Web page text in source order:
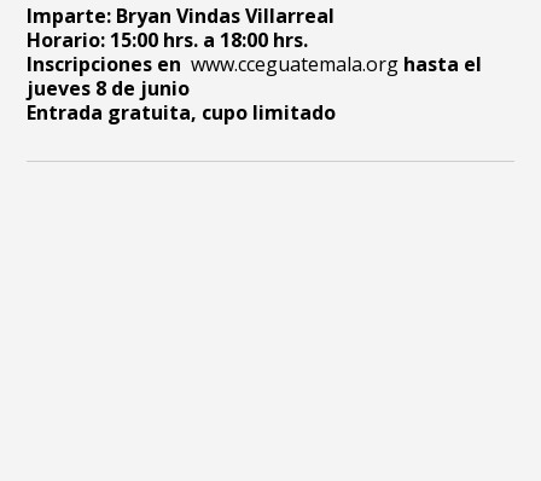
Imparte: Bryan Vindas Villarreal
Horario: 15:00 hrs. a 18:00 hrs.
Inscripciones enwww.cceguatemala.org hasta el
jueves 8 de junio
Entrada gratuita, cupo limitado